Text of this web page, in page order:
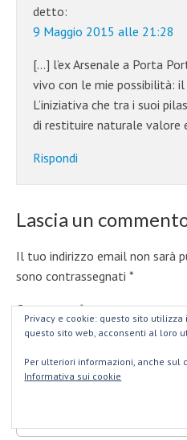
detto:
9 Maggio 2015 alle 21:28
[…] l’ex Arsenale a Porta
vivo con le mie possibilità:
L’iniziativa che tra i suoi
di restituire naturale valore
Rispondi
Lascia un
Il tuo indirizzo email non sarà
sono contrassegnati *
Commento*
Privacy e cookie: questo sito
questo sito web, acconsenti al loro
Per ulteriori informazioni, anche sul
Informativa sui cookie